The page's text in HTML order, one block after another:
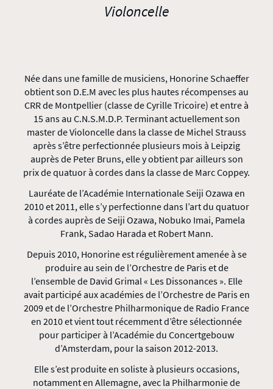
Violoncelle
Née dans une famille de musiciens, Honorine Schaeffer
obtient son D.E.M avec les plus hautes récompenses au
CRR de Montpellier (classe de Cyrille Tricoire) et entre à
15 ans au C.N.S.M.D.P. Terminant actuellement son
master de Violoncelle dans la classe de Michel Strauss
après s’être perfectionnée plusieurs mois à Leipzig
auprès de Peter Bruns, elle y obtient par ailleurs son
prix de quatuor à cordes dans la classe de Marc Coppey.
Lauréate de l’Académie Internationale Seiji Ozawa en
2010 et 2011, elle s’y perfectionne dans l’art du quatuor
à cordes auprès de Seiji Ozawa, Nobuko Imai, Pamela
Frank, Sadao Harada et Robert Mann.
Depuis 2010, Honorine est régulièrement amenée à se
produire au sein de l’Orchestre de Paris et de
l’ensemble de David Grimal « Les Dissonances ». Elle
avait participé aux académies de l’Orchestre de Paris en
2009 et de l’Orchestre Philharmonique de Radio France
en 2010 et vient tout récemment d’être sélectionnée
pour participer à l’Académie du Concertgebouw
d’Amsterdam, pour la saison 2012-2013.
Elle s’est produite en soliste à plusieurs occasions,
notamment en Allemagne, avec la Philharmonie de